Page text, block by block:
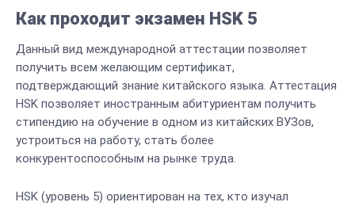
Как проходит экзамен HSK 5
Данный вид международной аттестации позволяет
получить всем желающим сертификат,
подтверждающий знание китайского языка. Аттестация
HSK позволяет иностранным абитуриентам получить
стипендию на обучение в одном из китайских ВУЗов,
устроиться на работу, стать более
конкурентоспособным на рынке труда.
HSK (уровень 5) ориентирован на тех, кто изучал